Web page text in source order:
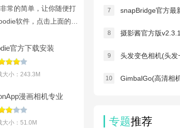
常的简单，让你随便打
软件，点击上面的三
官方下载安装
大小：243.3M
漫画相机专业
锁v3.5.18
大小：51.0M
7
8 摄影酱官方版v2.3.1
9
10
专题推荐